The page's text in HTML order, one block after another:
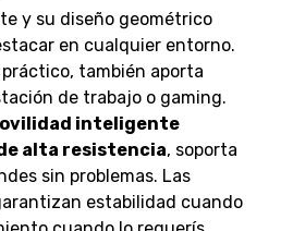
y su diseño geométrico
en cualquier entorno.
práctico, también aporta
de trabajo o gaming.
inteligente
alta resistencia, soporta
sin problemas. Las
estabilidad cuando